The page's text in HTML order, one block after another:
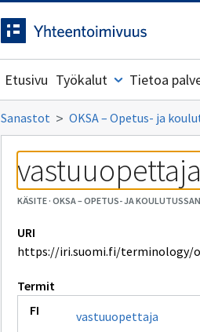
Etusivu Työkalut Tietoa
Sanastot OKSA – Opetus- ja
vastuuopettaja
KÄSITE· OKSA – OPETUS- JA
URI
https://iri.suomi.fi/terminology/
Termit
vastuuopettaja